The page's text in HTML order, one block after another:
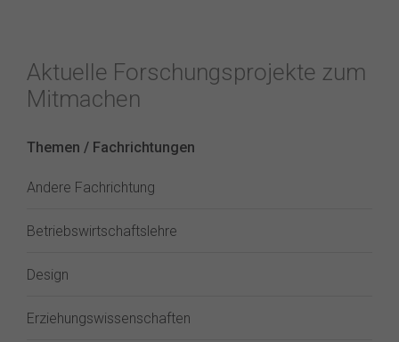
Aktuelle Forschungsprojekte zum
Mitmachen
Themen / Fachrichtungen
Andere Fachrichtung
Betriebswirtschaftslehre
Design
Erziehungswissenschaften